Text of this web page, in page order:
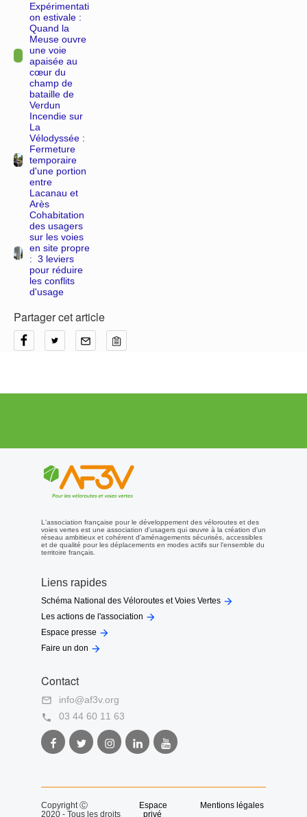
Expérimentati
on estivale :
Quand la
Meuse ouvre
une voie
apaisée au
cœur du
champ de
bataille de
Verdun
Incendie sur
La
Vélodyssée :
Fermeture
temporaire
d'une portion
entre
Lacanau et
Arès
Cohabitation
des usagers
sur les voies
en site propre
: 3 leviers
pour réduire
les conflits
d'usage
Partager cet article
L'association française pour le développement des véloroutes et des
voies vertes est une association d'usagers qui œuvre à la création d'un
réseau ambitieux et cohérent d'aménagements sécurisés, accessibles
et de qualité pour les déplacements en modes actifs sur l'ensemble du
territoire français.
Liens rapides
Schéma National des Véloroutes et Voies Vertes 
Les actions de l'association 
Espace presse 
Faire un don 
Contact

info@af3v.org

03 44 60 11 63
Facebook
AF3V
Twitter
AF3V
Instagram
AF3V
LinkedIn
AF3V
Youtube
AF3V
Copyright Ⓒ
2020 - Tous les droits
Espace
privé
Mentions légales